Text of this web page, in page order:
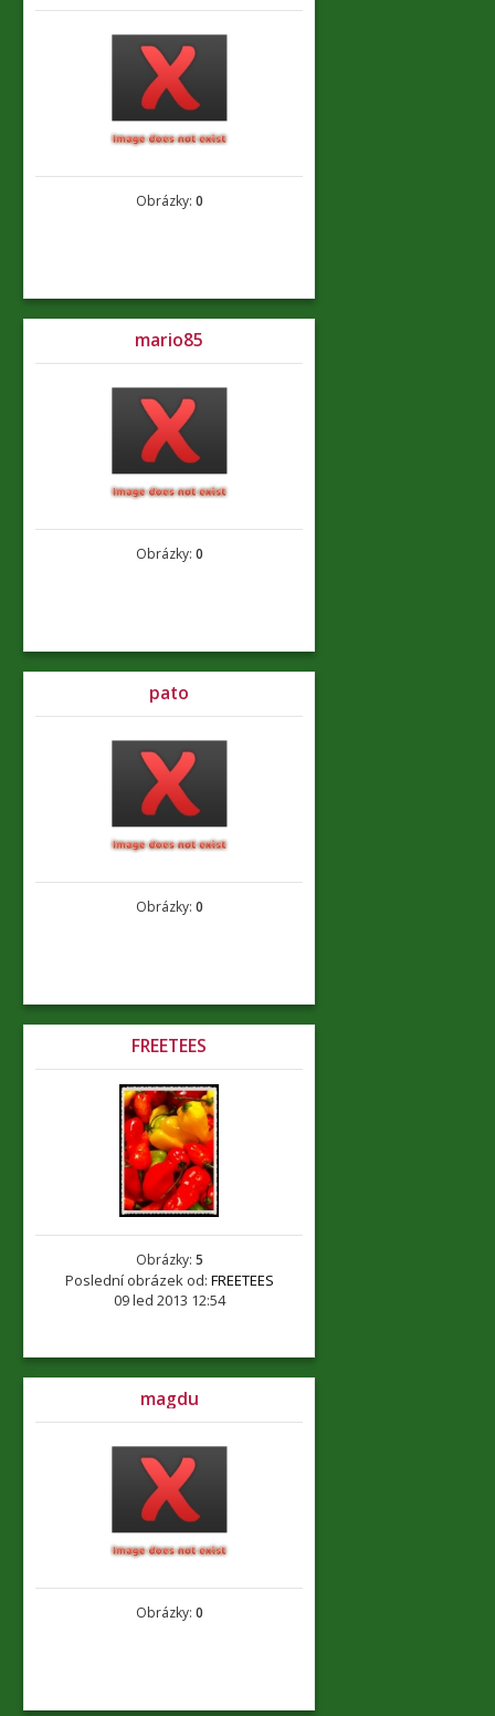
Obrázky: 0
mario85
Obrázky: 0
pato
Obrázky: 0
FREETEES
Obrázky: 5
Poslední obrázek od: FREETEES
09 led 2013 12:54
magdu
Obrázky: 0